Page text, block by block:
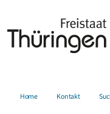
Home Kontakt